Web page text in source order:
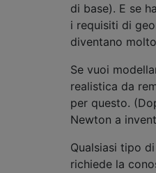
di base). E se
i requisiti di
diventano
Se vuoi
realistica da
per questo.
Newton a
Qualsiasi tipo
richiede la